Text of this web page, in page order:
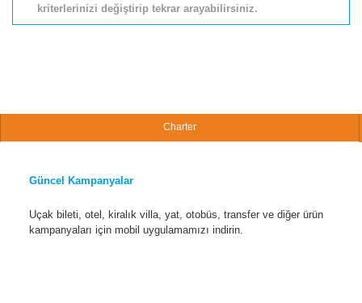
kriterlerinizi değiştirip tekrar arayabilirsiniz.
Charter
Güncel Kampanyalar
Uçak bileti, otel, kiralık villa, yat, otobüs, transfer ve diğer ürün
kampanyaları için mobil uygulamamızı indirin.